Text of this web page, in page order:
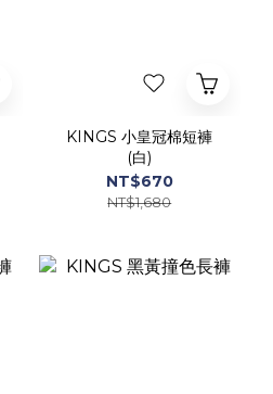
KINGS 小皇冠棉短褲
(白)
NT$670
NT$1,680